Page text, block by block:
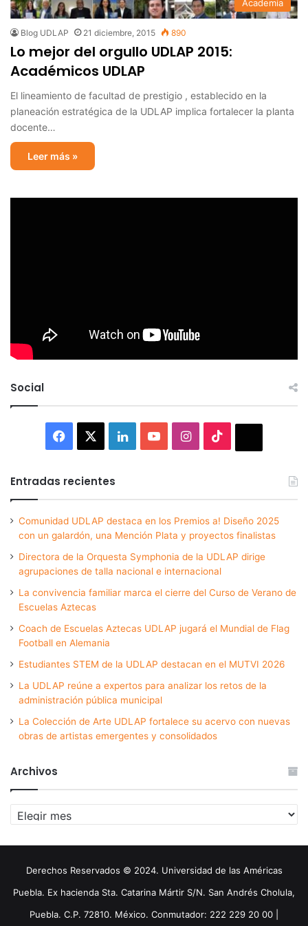
Academia
Blog UDLAP 21 diciembre, 2015 890
Lo mejor del orgullo UDLAP 2015:
Académicos UDLAP
El lineamiento de facultad de prestigio , establecido en la
planeación estratégica de la UDLAP implica fortalecer la planta
docente…
Leer más »
Social
Facebook LinkedInYouTubeInstagram
Entradas recientes
Comunidad UDLAP destaca en los Premios a! Diseño 2025
con un galardón, una Mención Plata y proyectos finalistas
Directora de la Orquesta Symphonia de la UDLAP dirige
agrupaciones de talla nacional e internacional
La convivencia familiar marca el cierre del Curso de Verano de
Escuelas Aztecas
Coach de Escuelas Aztecas UDLAP jugará el Mundial de Flag
Football en Alemania
Estudiantes STEM de la UDLAP destacan en el MUTVI 2026
La UDLAP reúne a expertos para analizar los retos de la
administración pública municipal
La Colección de Arte UDLAP fortalece su acervo con nuevas
obras de artistas emergentes y consolidados
Archivos
Archivos
Derechos Reservados © 2024. Universidad de las Américas
Puebla. Ex hacienda Sta. Catarina Mártir S/N. San Andrés Cholula,
Puebla. C.P. 72810. México. Conmutador: 222 229 20 00 |